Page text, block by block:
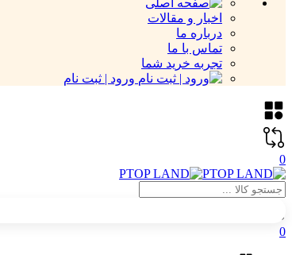
اخبار و مقالات
درباره ما
تماس با ما
تجربه خرید شما
ورود | ثبت نام
0
0